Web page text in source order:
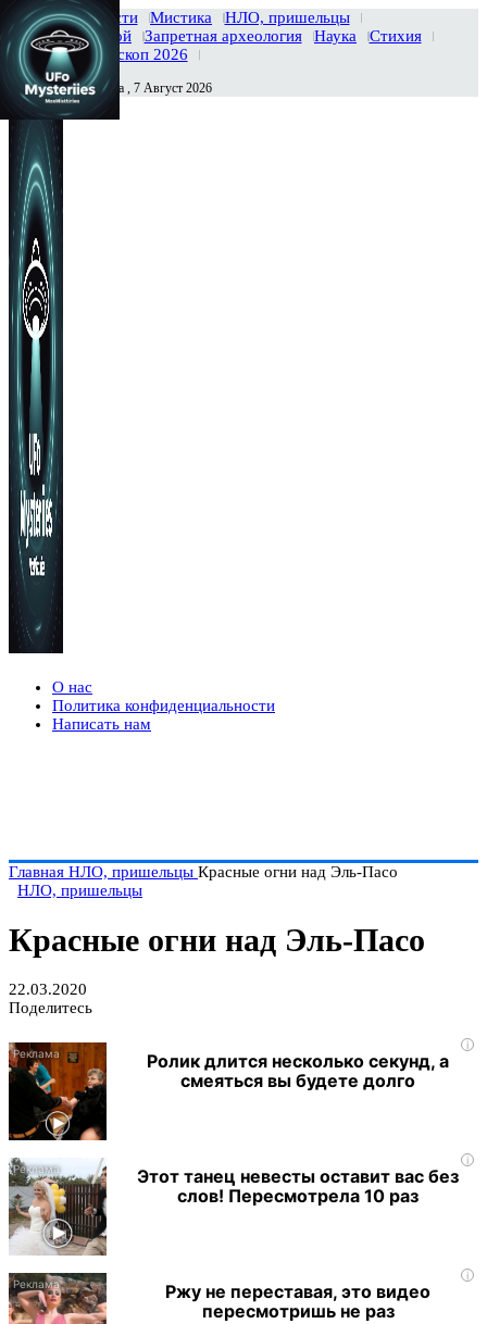
Главная Новости Мистика
НЛО, пришельцы
Тайны вселенной
Запретная археология Наука
Стихия
История
Гороскоп 2026
Сегодня Пятница , 7 Август 2026
О нас
Политика конфиденциальности
Написать нам
Главная НЛО, пришельцы Красные огни над Эль-Пасо
НЛО, пришельцы
Красные огни над Эль-Пасо
22.03.2020
Поделитесь
i
Ролик длится несколько секунд, а
смеяться вы будете долго
i
Этот танец невесты оставит вас без
слов! Пересмотрела 10 раз
i
Ржу не переставая, это видео
пересмотришь не раз